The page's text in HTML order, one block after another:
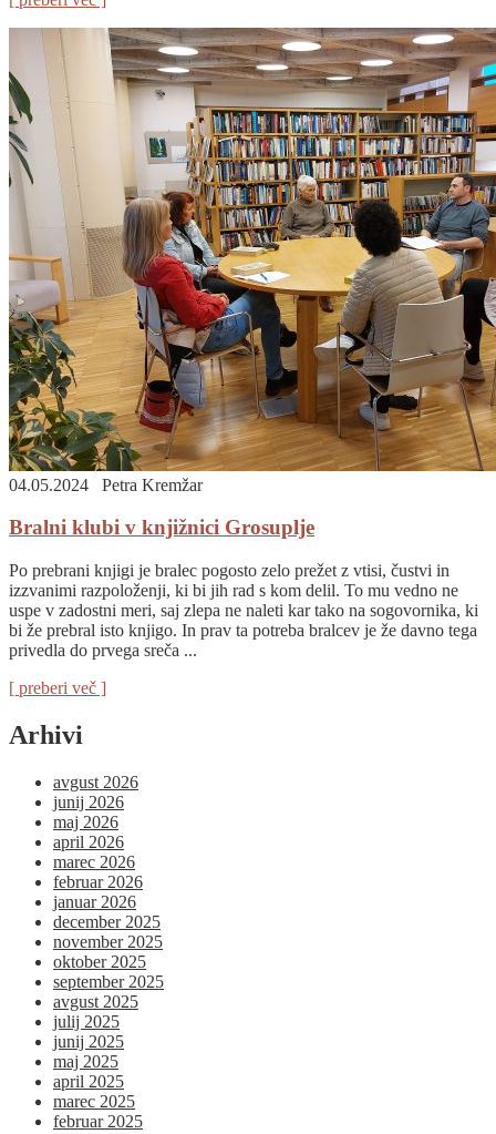
04.05.2024 Petra Kremžar
Bralni klubi v knjižnici Grosuplje
Po prebrani knjigi je bralec pogosto zelo prežet z vtisi, čustvi in
izzvanimi razpoloženji, ki bi jih rad s kom delil. To mu vedno ne
uspe v zadostni meri, saj zlepa ne naleti kar tako na sogovornika, ki
bi že prebral isto knjigo. In prav ta potreba bralcev je že davno tega
privedla do prvega sreča ...
[ preberi več ]
Arhivi
avgust 2026
junij 2026
maj 2026
april 2026
marec 2026
februar 2026
januar 2026
december 2025
november 2025
oktober 2025
september 2025
avgust 2025
julij 2025
junij 2025
maj 2025
april 2025
marec 2025
februar 2025